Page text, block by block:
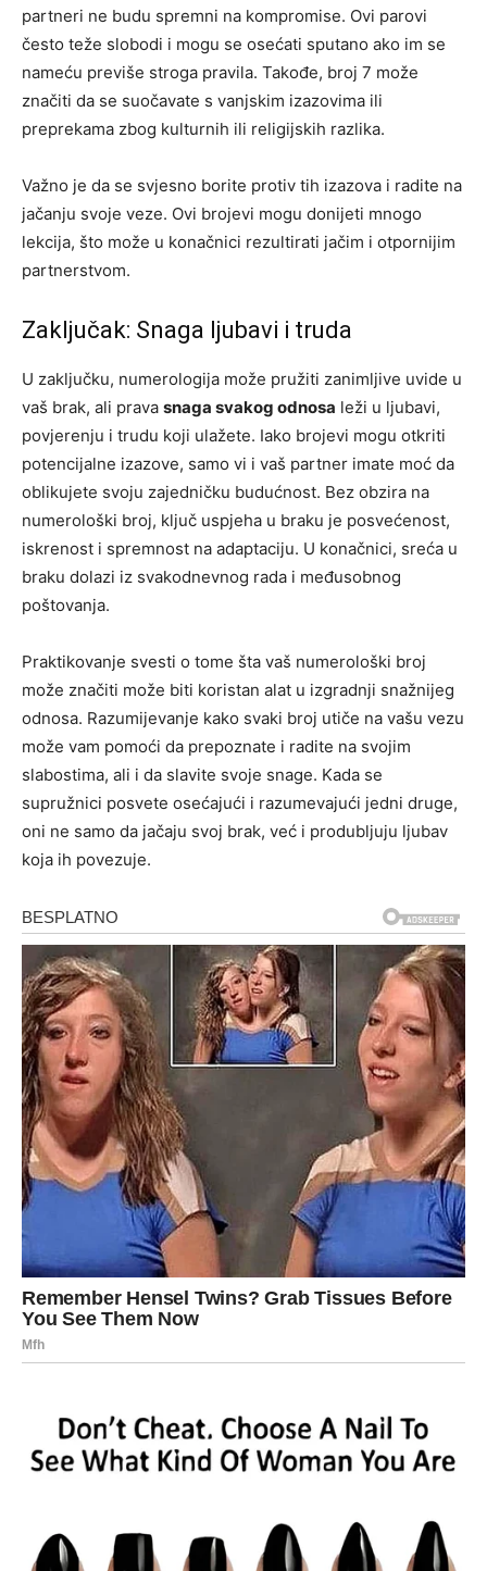
partneri ne budu spremni na kompromise. Ovi parovi
često teže slobodi i mogu se osećati sputano ako im se
nameću previše stroga pravila. Takođe, broj 7 može
značiti da se suočavate s vanjskim izazovima ili
preprekama zbog kulturnih ili religijskih razlika.
Važno je da se svjesno borite protiv tih izazova i radite na
jačanju svoje veze. Ovi brojevi mogu donijeti mnogo
lekcija, što može u konačnici rezultirati jačim i otpornijim
partnerstvom.
Zaključak: Snaga ljubavi i truda
U zaključku, numerologija može pružiti zanimljive uvide u
vaš brak, ali prava snaga svakog odnosa leži u ljubavi,
povjerenju i trudu koji ulažete. Iako brojevi mogu otkriti
potencijalne izazove, samo vi i vaš partner imate moć da
oblikujete svoju zajedničku budućnost. Bez obzira na
numerološki broj, ključ uspjeha u braku je posvećenost,
iskrenost i spremnost na adaptaciju. U konačnici, sreća u
braku dolazi iz svakodnevnog rada i međusobnog
poštovanja.
Praktikovanje svesti o tome šta vaš numerološki broj
može značiti može biti koristan alat u izgradnji snažnijeg
odnosa. Razumijevanje kako svaki broj utiče na vašu vezu
može vam pomoći da prepoznate i radite na svojim
slabostima, ali i da slavite svoje snage. Kada se
supružnici posvete osećajući i razumevajući jedni druge,
oni ne samo da jačaju svoj brak, već i produbljuju ljubav
koja ih povezuje.